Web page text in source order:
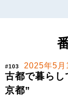
#103 2025年5月
古都で暮ら
京都”